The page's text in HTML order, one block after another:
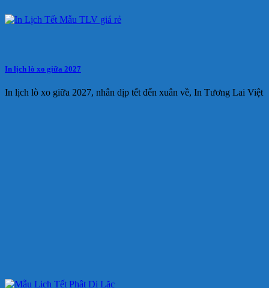
In lịch lò xo giữa 2027
In lịch lò xo giữa 2027, nhân dịp tết đến xuân về, In Tương Lai Việt